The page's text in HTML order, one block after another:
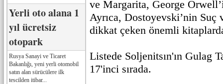
Yerli oto alana 1
yıl ücretsiz
otopark
Rusya Sanayi ve Ticaret
Bakanlığı, yeni yerli otomobil
satın alan sürücülere ilk
tescilden itibar...
ve Margarita, George
Ayrıca, Dostoyevski’nin Suç
dikkat çeken önemli
Listede Soljenitsın'ın Gulag
17'inci sırada.